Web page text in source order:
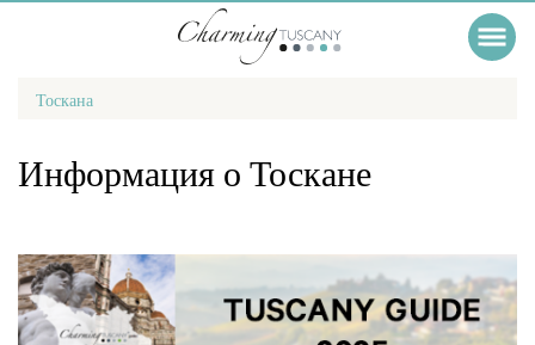
Тоскана
Информация о Тоскане